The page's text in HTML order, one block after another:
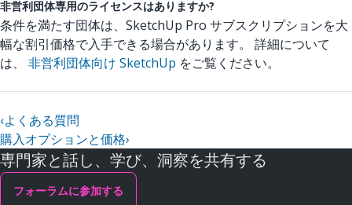
非営利団体専用のライセンスはありますか?
条件を満たす団体は、SketchUp Pro サブスクリプションを大
幅な割引価格で入手できる場合があります。 詳細について
は、 非営利団体向け SketchUp をご覧ください。
‹よくある質問
購入オプションと価格›
専門家と話し、学び、洞察を共有する
フォーラムに参加する